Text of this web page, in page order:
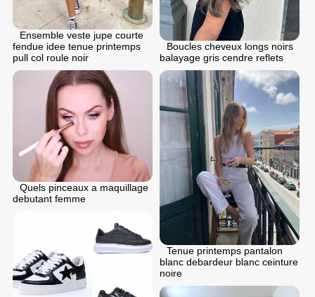
Ensemble veste jupe courte
fendue idee tenue printemps
pull col roule noir
Boucles cheveux longs noirs
balayage gris cendre reflets
Quels pinceaux a maquillage
debutant femme
Tenue printemps pantalon
blanc debardeur blanc ceinture
noire